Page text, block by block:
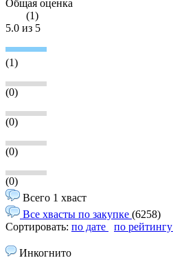
Общая оценка
(1)
5.0 из 5
(1)
(0)
(0)
(0)
(0)
Всего 1 хваст
Все хвасты по закупке (6258)
Сортировать: по дате по рейтингу
Инкогнито